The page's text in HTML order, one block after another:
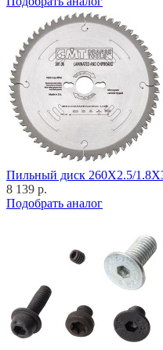
Пильный диск 260X2.5/
8 139 р.
Подобрать аналог